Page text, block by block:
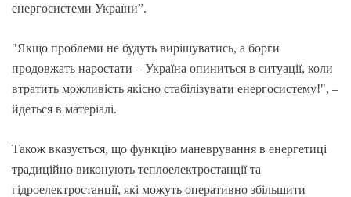
енергосистеми України”.
"Якщо проблеми не будуть вирішуватись, а борги
продовжать наростати – Україна опиниться в ситуації, коли
втратить можливість якісно стабілізувати енергосистему!", –
йдеться в матеріалі.
Також вказується, що функцію маневрування в енергетиці
традиційно виконують теплоелектростанції та
гідроелектростанції, які можуть оперативно збільшити